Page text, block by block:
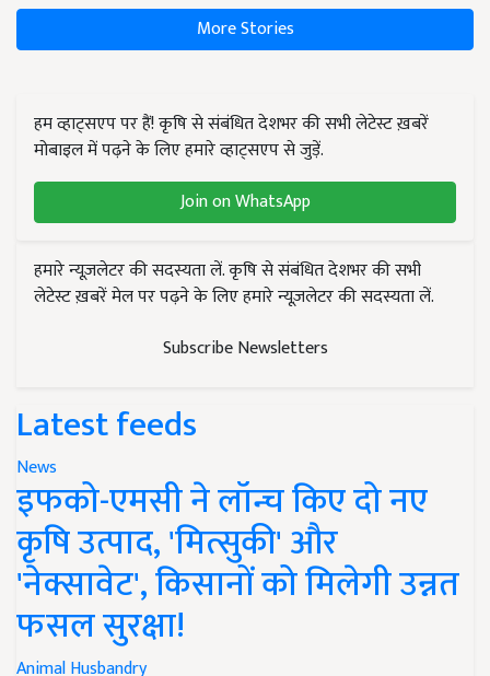
More Stories
हम व्हाट्सएप पर हैं! कृषि से संबंधित देशभर की सभी लेटेस्ट ख़बरें
मोबाइल में पढ़ने के लिए हमारे व्हाट्सएप से जुड़ें.
Join on WhatsApp
हमारे न्यूज़लेटर की सदस्यता लें. कृषि से संबंधित देशभर की सभी
लेटेस्ट ख़बरें मेल पर पढ़ने के लिए हमारे न्यूज़लेटर की सदस्यता लें.
Subscribe Newsletters
Latest feeds
News
इफको-एमसी ने लॉन्च किए दो नए
कृषि उत्पाद, 'मित्सुकी' और
'नेक्सावेट', किसानों को मिलेगी उन्नत
फसल सुरक्षा!
Animal Husbandry